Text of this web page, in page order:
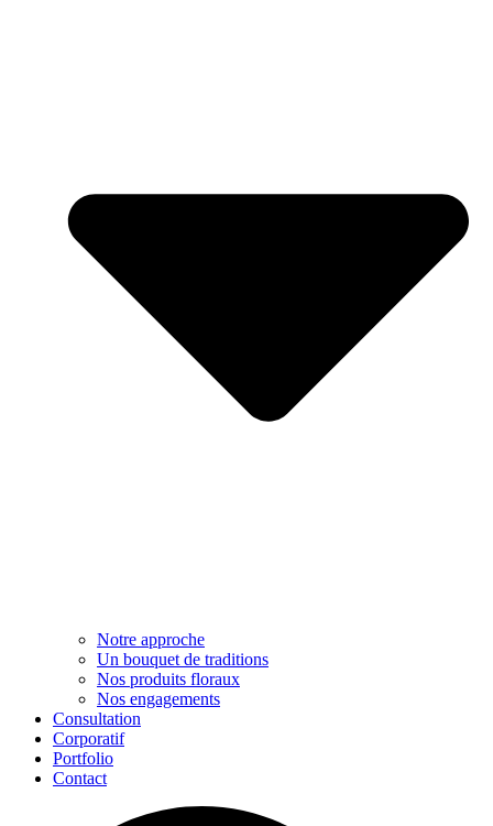
Notre approche​
Un bouquet de traditions
Nos produits floraux
Nos engagements
Consultation
Corporatif
Portfolio
Contact